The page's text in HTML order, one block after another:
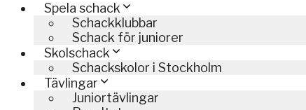
Spela schack
Schackklubbar
Schack för juniorer
Skolschack
Schackskolor i Stockholm
Tävlingar
Juniortävlingar